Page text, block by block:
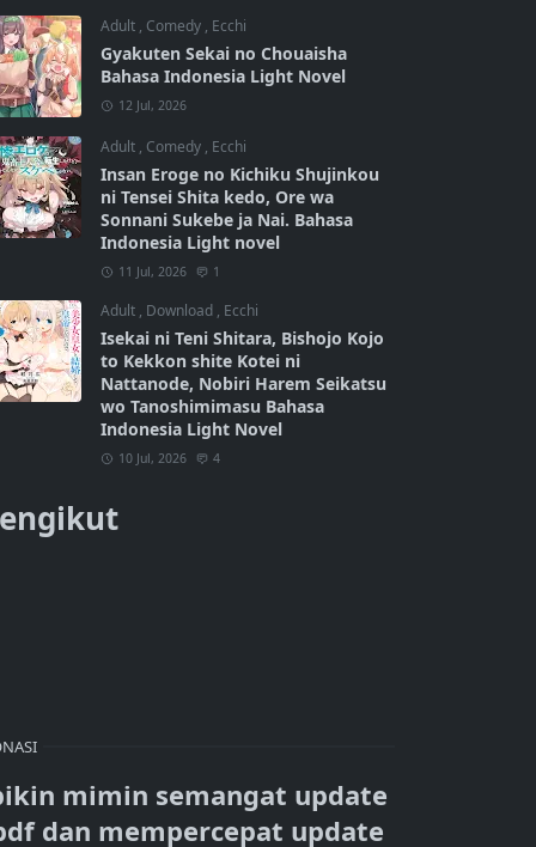
Adult , Comedy , Ecchi
Gyakuten Sekai no Chouaisha
Bahasa Indonesia Light Novel
12 Jul, 2026
Adult , Comedy , Ecchi
Insan Eroge no Kichiku Shujinkou
ni Tensei Shita kedo, Ore wa
Sonnani Sukebe ja Nai. Bahasa
Indonesia Light novel
11 Jul, 2026 1
Adult , Download , Ecchi
Isekai ni Teni Shitara, Bishojo Kojo
to Kekkon shite Kotei ni
Nattanode, Nobiri Harem Seikatsu
wo Tanoshimimasu Bahasa
Indonesia Light Novel
10 Jul, 2026 4
mimin semangat update
dan mempercepat update